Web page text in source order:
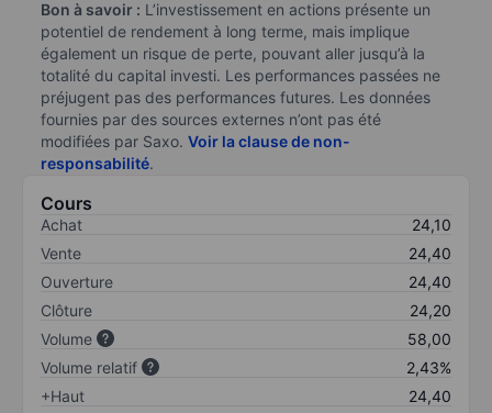
Bon à savoir : L’investissement en actions présente un
potentiel de rendement à long terme, mais implique
également un risque de perte, pouvant aller jusqu’à la
totalité du capital investi. Les performances passées ne
préjugent pas des performances futures. Les données
fournies par des sources externes n’ont pas été
modifiées par Saxo. Voir la clause de non-
responsabilité.
Cours
Achat
24,10
Vente
24,40
Ouverture
24,40
Clôture
24,20
Volume
58,00
Volume relatif
2,43%
+Haut
24,40